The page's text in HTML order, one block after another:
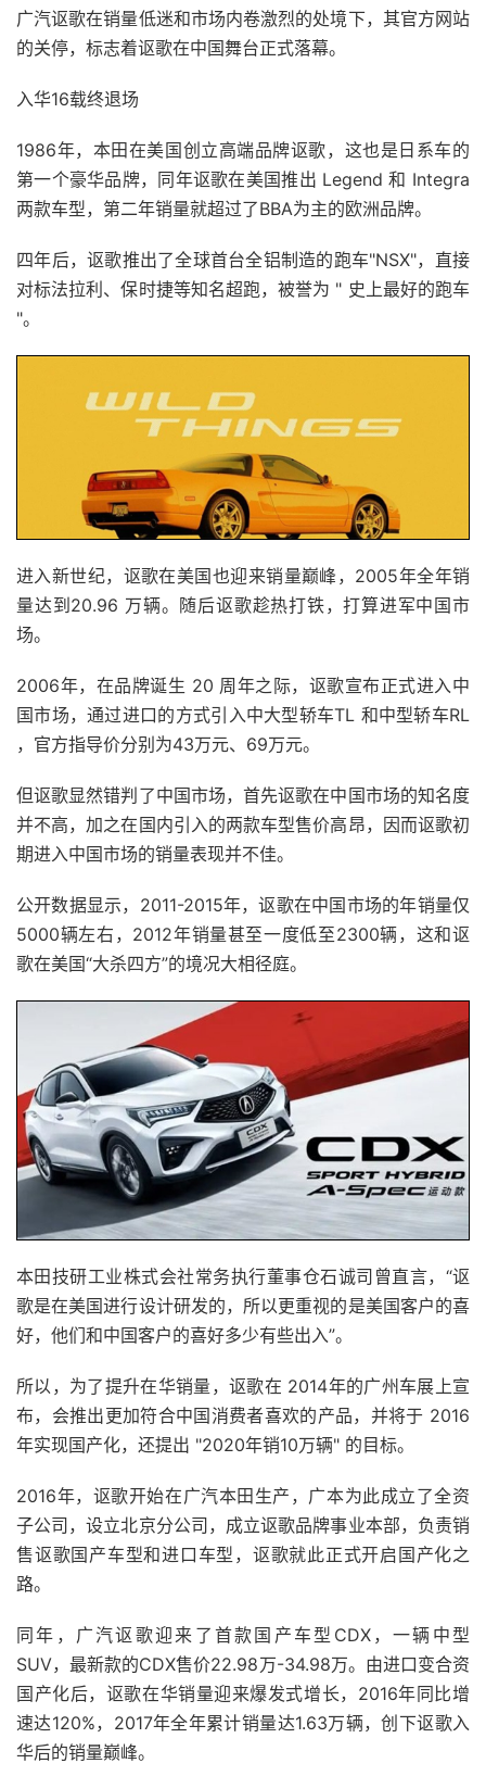
广汽讴歌在销量低迷和市场内卷激烈的处境下，其官方网站
的关停，标志着讴歌在中国舞台正式落幕。
入华16载终退场
1986年，本田在美国创立高端品牌讴歌，这也是日系车的
第一个豪华品牌，同年讴歌在美国推出 Legend 和 Integra
两款车型，第二年销量就超过了BBA为主的欧洲品牌。
四年后，讴歌推出了全球首台全铝制造的跑车"NSX"，直接
对标法拉利、保时捷等知名超跑，被誉为 " 史上最好的跑车
"。
进入新世纪，讴歌在美国也迎来销量巅峰，2005年全年销
量达到20.96 万辆。随后讴歌趁热打铁，打算进军中国市
场。
2006年，在品牌诞生 20 周年之际，讴歌宣布正式进入中
国市场，通过进口的方式引入中大型轿车TL 和中型轿车RL
，官方指导价分别为43万元、69万元。
但讴歌显然错判了中国市场，首先讴歌在中国市场的知名度
并不高，加之在国内引入的两款车型售价高昂，因而讴歌初
期进入中国市场的销量表现并不佳。
公开数据显示，2011-2015年，讴歌在中国市场的年销量仅
5000辆左右，2012年销量甚至一度低至2300辆，这和讴
歌在美国“大杀四方”的境况大相径庭。
本田技研工业株式会社常务执行董事仓石诚司曾直言，“讴
歌是在美国进行设计研发的，所以更重视的是美国客户的喜
好，他们和中国客户的喜好多少有些出入”。
所以，为了提升在华销量，讴歌在 2014年的广州车展上宣
布，会推出更加符合中国消费者喜欢的产品，并将于 2016
年实现国产化，还提出 "2020年销10万辆" 的目标。
2016年，讴歌开始在广汽本田生产，广本为此成立了全资
子公司，设立北京分公司，成立讴歌品牌事业本部，负责销
售讴歌国产车型和进口车型，讴歌就此正式开启国产化之
路。
同年，广汽讴歌迎来了首款国产车型CDX，一辆中型
SUV，最新款的CDX售价22.98万-34.98万。由进口变合资
国产化后，讴歌在华销量迎来爆发式增长，2016年同比增
速达120%，2017年全年累计销量达1.63万辆，创下讴歌入
华后的销量巅峰。